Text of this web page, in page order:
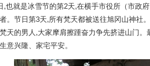
就是冰雪节的第2天,在横手市役所（市政府
。节日第3天,所有梵天都被送往旭冈山神社
天的男人,大家摩肩擦踵奋力争先挤进山门
意兴隆、家宅平安。